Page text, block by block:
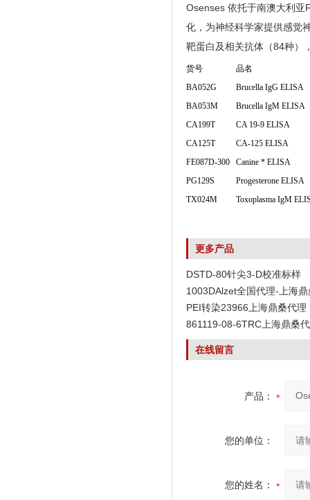
Osenses 依托于南澳大利亚
化，为神经科学家提供感觉
靶蛋白及相关抗体（84种）
货号
品名
BA052G
Brucella IgG ELISA
BA053M
Brucella IgM ELISA
CA199T
CA 19-9 ELISA
CA125T
CA-125 ELISA
FE087D-300
Canine * ELISA
PG129S
Progesterone ELISA
TX024M
Toxoplasma IgM
更多产品
DSTD-80针尖3-D校准标样
1003DAlzet全国代理-上海鼎
PEI转染23966上海鼎桑代理
861119-08-6TRC上海鼎桑
在线留言
产品：
您的单位：
您的姓名：